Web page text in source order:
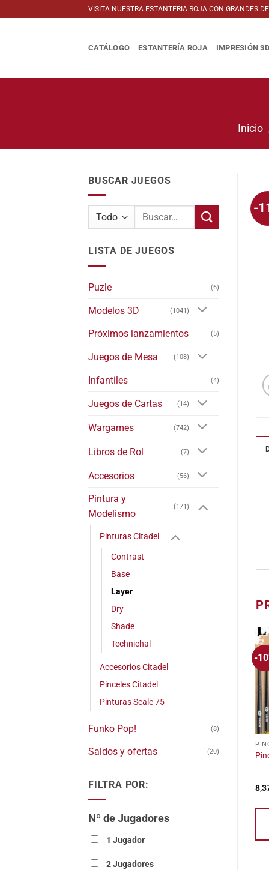
al
VISITA NUESTRA ESTANTERIA ROJA CON GRANDES
CATÁLOGO ESTANTERÍA ROJA IMPRESIÓN 3D
Inicio
BUSCAR JUEGOS
Buscar
LISTA DE JUEGOS
Puzle (6)
Modelos 3D (1041)
Próximos lanzamientos (5)
Juegos de Mesa (108)
Infantiles (4)
Juegos de Cartas (14)
Wargames (742)
Libros de Rol (7)
Accesorios (56)
Pintura y
Modelismo
(171)
Pinturas Citadel
Contrast
Base
Layer
Dry
Shade
Technichal
Accesorios Citadel
Pinceles Citadel
Pinturas Scale 75
Funko Pop! (8)
Saldos y ofertas (20)
FILTRA POR:
Nº de Jugadores
1 Jugador
2 Jugadores
-
-
se